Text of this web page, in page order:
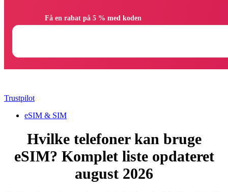
Trustpilot
eSIM & SIM
Hvilke telefoner kan bruge
eSIM? Komplet liste opdateret
august 2026